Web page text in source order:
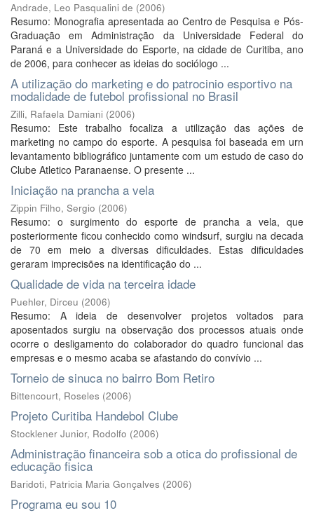
Andrade, Leo Pasqualini de (2006)
Resumo: Monografia apresentada ao Centro de Pesquisa e Pós-
Graduação em Administração da Universidade Federal do
Paraná e a Universidade do Esporte, na cidade de Curitiba, ano
de 2006, para conhecer as ideias do sociólogo ...
A utilização do marketing e do patrocinio esportivo na
modalidade de futebol profissional no Brasil
Zilli, Rafaela Damiani (2006)
Resumo: Este trabalho focaliza a utilização das ações de
marketing no campo do esporte. A pesquisa foi baseada em urn
levantamento bibliográfico juntamente com um estudo de caso do
Clube Atletico Paranaense. O presente ...
Iniciação na prancha a vela
Zippin Filho, Sergio (2006)
Resumo: o surgimento do esporte de prancha a vela, que
posteriormente ficou conhecido como windsurf, surgiu na decada
de 70 em meio a diversas dificuldades. Estas dificuldades
geraram imprecisões na identificação do ...
Qualidade de vida na terceira idade
Puehler, Dirceu (2006)
Resumo: A ideia de desenvolver projetos voltados para
aposentados surgiu na observação dos processos atuais onde
ocorre o desligamento do colaborador do quadro funcional das
empresas e o mesmo acaba se afastando do convívio ...
Torneio de sinuca no bairro Bom Retiro
Bittencourt, Roseles (2006)
Projeto Curitiba Handebol Clube
Stocklener Junior, Rodolfo (2006)
Administração financeira sob a otica do profissional de
educação fisica
Baridoti, Patricia Maria Gonçalves (2006)
Programa eu sou 10